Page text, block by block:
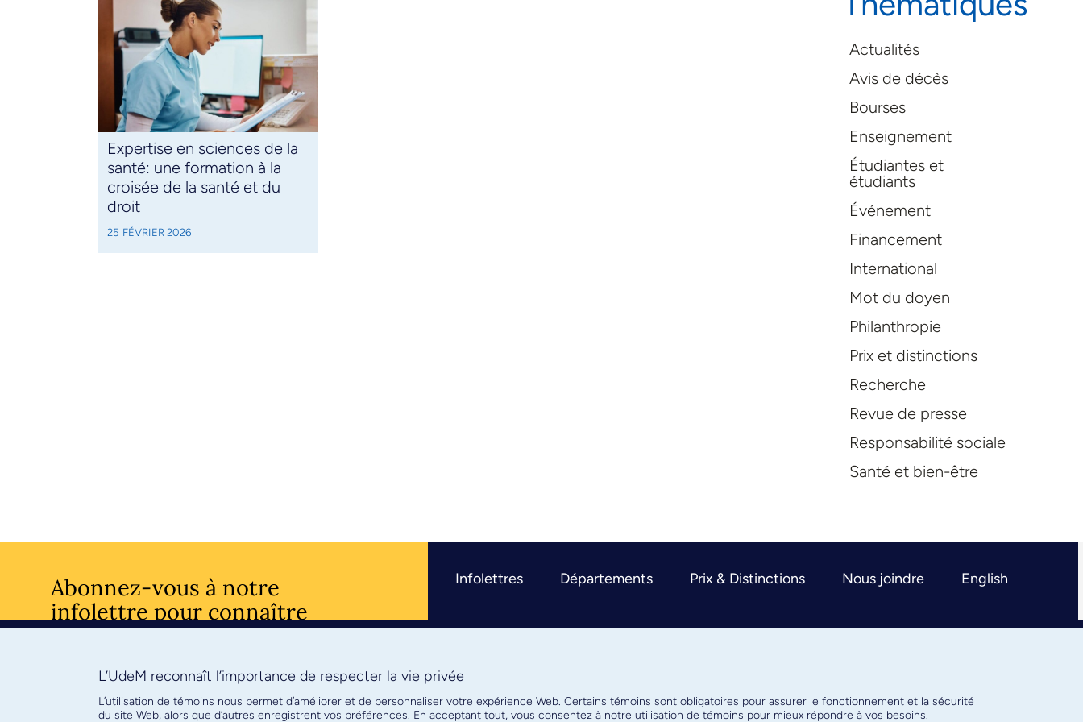
Expertise en sciences de la
santé: une formation à la
croisée de la santé et du
droit
25 FÉVRIER 2026
Actualités
Avis de décès
Bourses
Enseignement
Étudiantes et
étudiants
Événement
Financement
International
Mot du doyen
Philanthropie
Prix et distinctions
Recherche
Revue de presse
Responsabilité sociale
Santé et bien-être
Abonnez-vous à notre
infolettre pour connaître
l’actualité facultaire
S'ABONNER
Infolettres Départements Prix & Distinctions Nous joindre English
L’UdeM reconnaît l’importance de respecter la vie privée
L’utilisation de témoins nous permet d’améliorer et de personnaliser votre expérience Web. Certains témoins sont obligatoires pour assurer le fonctionnement et la sécurité
du site Web, alors que d’autres enregistrent vos préférences. En acceptant tout, vous consentez à notre utilisation de témoins pour mieux répondre à vos besoins.